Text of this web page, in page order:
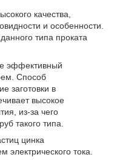
качества,
и особенности.
типа проката
эффективный
Способ
заготовки в
высокое
из-за чего
такого типа.
цинка
электрического тока.